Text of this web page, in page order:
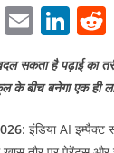
W E
m
ai
Li
n
k
e
dI
सकता है पढ़ाई का
बीच बनेगा एक ही
: इंडिया AI इम्पैक्ट